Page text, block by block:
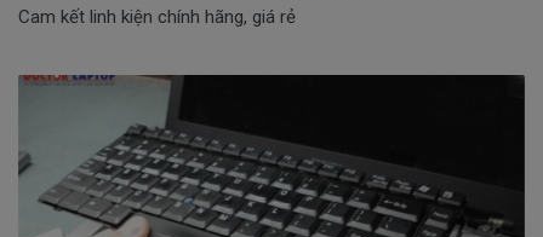
Cam kết linh kiện chính hãng, giá rẻ